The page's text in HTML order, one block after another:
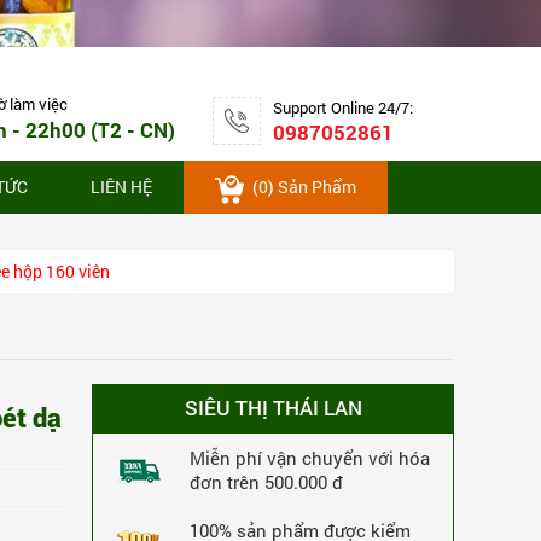
làm việc
- 22h00 (T2 - CN)
Support Online 24/7:
0987052861
LIÊN HỆ (0) Sản Phẩm
hộp 160 viên
dạ SIÊU THỊ THÁI LAN
Miễn phí vận chuyển với hóa
đơn trên 500.000 đ
100% sản phẩm được kiểm
4,872,000 VNĐ
Thuốc rắn số 1 giải độc gan, đặc trị trĩ
Kia Tu Tan hộp 160 viên
MUA NGAY